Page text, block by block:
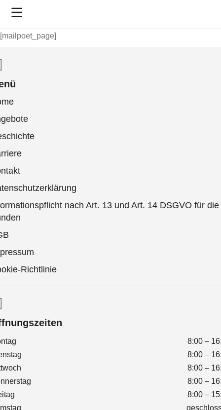
[mailpoet_page]
nach Art. 13 und Art. 14 DSGVO für die
Richtlinie
8:00 –
8:00 –
8:00 –
8:00 –
8:00 –